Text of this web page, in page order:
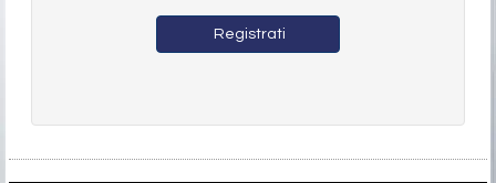
Registrati